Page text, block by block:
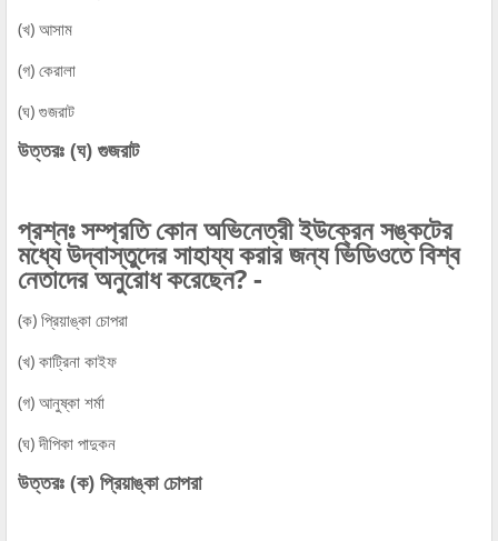
(খ) আসাম
(গ) কেরালা
(ঘ) গুজরাট
উত্তরঃ (ঘ) গুজরাট
প্রশ্নঃ সম্প্রতি কোন অভিনেত্রী ইউক্রেন সঙ্কটের
মধ্যে উদ্বাস্তুদের সাহায্য করার জন্য ভিডিওতে বিশ্ব
নেতাদের অনুরোধ করেছেন? -
(ক) প্রিয়াঙ্কা চোপরা
(খ) কাট্রিনা কাইফ
(গ) আনুষ্কা শর্মা
(ঘ) দীপিকা পাদুকন
উত্তরঃ (ক) প্রিয়াঙ্কা চোপরা